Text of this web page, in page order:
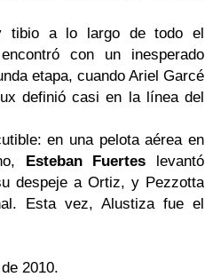
tibio a lo largo de todo el
con un inesperado
etapa, cuando Ariel Garcé
definió casi en la línea del
en una pelota aérea en
Esteban Fuertes levantó
despeje a Ortiz, y Pezzotta
Esta vez, Alustiza fue el
2010.